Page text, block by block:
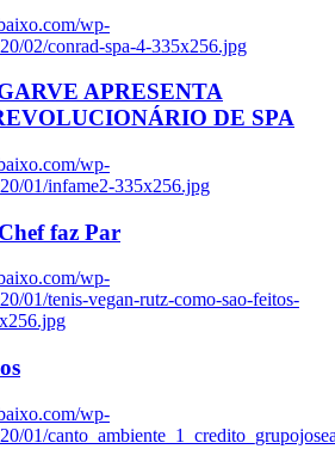
wp-
02/conrad-spa-4-335x256.jpg
APRESENTA
DE SPA
wp-
01/infame2-335x256.jpg
faz Par
wp-
01/tenis-vegan-rutz-como-sao-feitos-
wp-
01/